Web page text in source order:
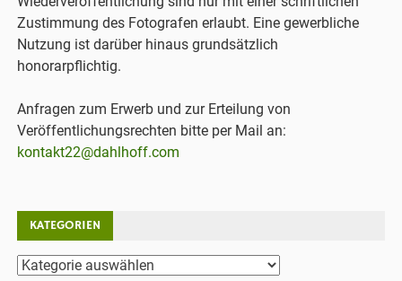
Zustimmung des Fotografen erlaubt. Eine gewerbliche
Nutzung ist darüber hinaus grundsätzlich
honorarpflichtig.
Anfragen zum Erwerb und zur Erteilung von
Veröffentlichungsrechten bitte per Mail an:
kontakt22@dahlhoff.com
KATEGORIEN
Kategorien